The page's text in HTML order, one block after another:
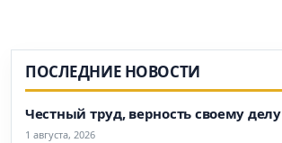
ПОСЛЕДНИЕ НОВОСТИ
Честный труд, верность своему делу
1 августа, 2026